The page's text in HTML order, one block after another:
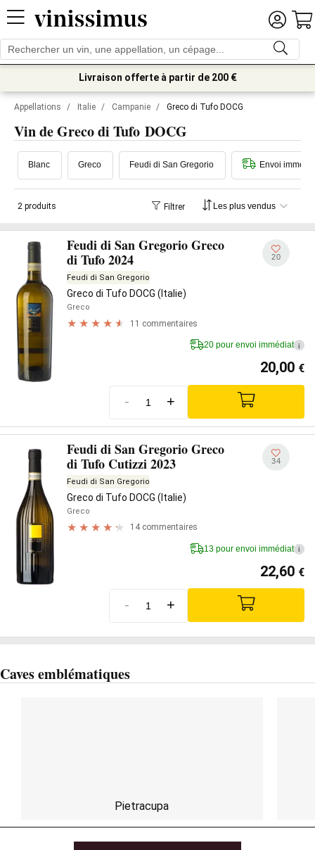
Livraison offerte à partir de 200 €
Appellations / Italie / Campanie / Greco di Tufo DOCG
Vin de Greco di Tufo DOCG
Blanc Greco Feudi di San Gregorio Envoi
2 produits Filtrer
Feudi di San Gregorio Greco
di Tufo 2024
Feudi di San Gregorio
Greco di Tufo DOCG (Italie)
Greco
11 commentaires
20
20 pour envoi immédiat i
20,00 €
- +
Feudi di San Gregorio Greco
di Tufo Cutizzi 2023
Feudi di San Gregorio
Greco di Tufo DOCG (Italie)
Greco
14 commentaires
34
13 pour envoi immédiat i
22,60 €
- +
Caves emblématiques
Pietracupa